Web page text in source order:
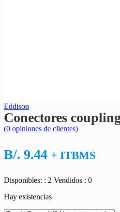
Eddison
Conectores
(0 opiniones de clientes)
B/. 9.44 + ITBMS
Disponibles: : 2 Vendidos : 0
Hay existencias